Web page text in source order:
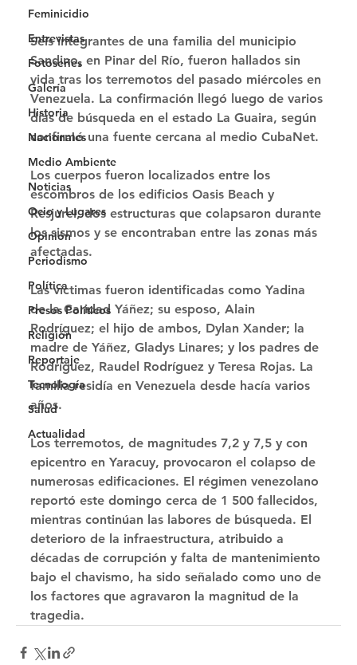
Feminicidio
Entrevistas
Fotoseries
Galería
Historia
Nacionales
Medio Ambiente
Noticias
Ocio y Lugares
Opinión
Periodismo
Política
Presos Políticos
Religión
Reportaje
Tecnología
Salud
Actualidad
Seis integrantes de una familia del municipio
Sandino, en Pinar del Río, fueron hallados sin
vida tras los terremotos del pasado miércoles en
Venezuela. La confirmación llegó luego de varios
días de búsqueda en el estado La Guaira, según
confirmó una fuente cercana al medio CubaNet.
Los cuerpos fueron localizados entre los
escombros de los edificios Oasis Beach y
Resjurel, dos estructuras que colapsaron durante
los sismos y se encontraban entre las zonas más
afectadas.
Las víctimas fueron identificadas como Yadina
de la Caridad Yáñez; su esposo, Alain
Rodríguez; el hijo de ambos, Dylan Xander; la
madre de Yáñez, Gladys Linares; y los padres de
Rodríguez, Raudel Rodríguez y Teresa Rojas. La
familia residía en Venezuela desde hacía varios
años.
Los terremotos, de magnitudes 7,2 y 7,5 y con
epicentro en Yaracuy, provocaron el colapso de
numerosas edificaciones. El régimen venezolano
reportó este domingo cerca de 1 500 fallecidos,
mientras continúan las labores de búsqueda. El
deterioro de la infraestructura, atribuido a
décadas de corrupción y falta de mantenimiento
bajo el chavismo, ha sido señalado como uno de
los factores que agravaron la magnitud de la
tragedia.